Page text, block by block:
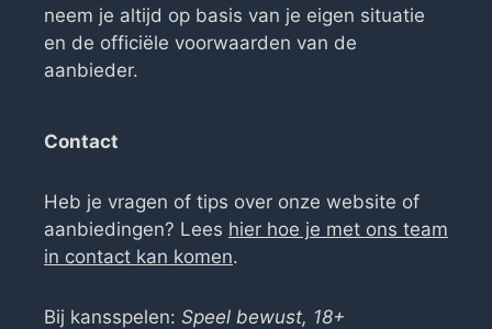
neem je altijd op basis van je eigen situatie
en de officiële voorwaarden van de
aanbieder.
Contact
Heb je vragen of tips over onze website of
aanbiedingen? Lees hier hoe je met ons team
in contact kan komen.
Bij kansspelen: Speel bewust, 18+